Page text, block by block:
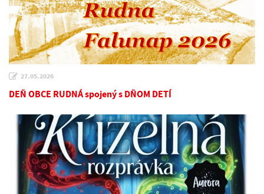
27.05.2026
DEŇ OBCE RUDNÁ spojený s DŇOM DETÍ